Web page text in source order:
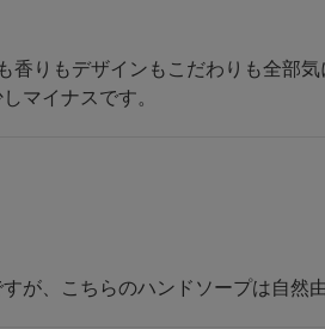
香りもデザインもこだわりも全部
マイナスです。